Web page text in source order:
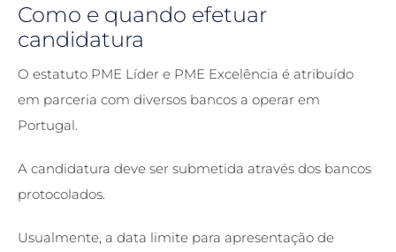
Como e quando efetuar
candidatura
O estatuto PME Líder e PME Excelência é atribuído
em parceria com diversos bancos a operar em
Portugal.
A candidatura deve ser submetida através dos bancos
protocolados.
Usualmente, a data limite para apresentação de